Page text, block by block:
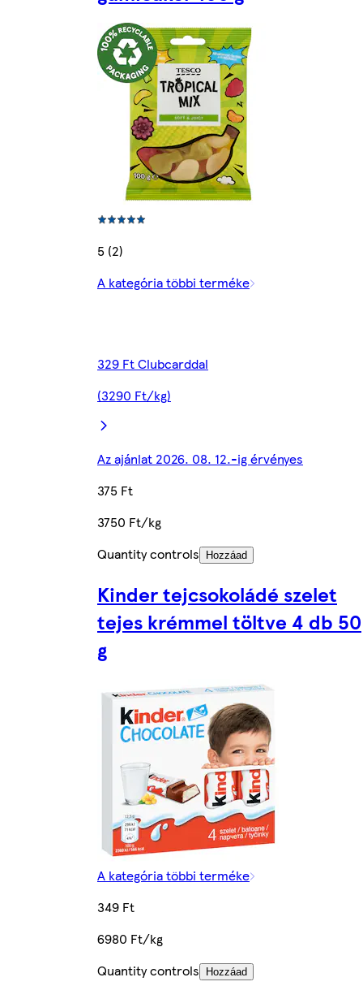
5 (2)
A kategória többi terméke
329 Ft Clubcarddal
(3290 Ft/kg)
Az ajánlat 2026. 08. 12.-ig érvényes
375 Ft
3750 Ft/kg
Quantity controls
Hozzáad
Kinder tejcsokoládé szelet
tejes krémmel töltve 4 db 50
g
A kategória többi terméke
349 Ft
6980 Ft/kg
Quantity controls
Hozzáad